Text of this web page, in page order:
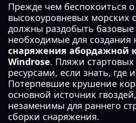
Прежде чем беспокоиться о
высокоуровневых морских
должны раздобыть
необходимые для создания
снаряжения абордажной
Windrose. Пляжи
ресурсами, если знать, где
Потерпевшие крушение
основной источник
незаменимы для раннего
сборки снаряжения.